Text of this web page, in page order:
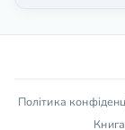
Політика